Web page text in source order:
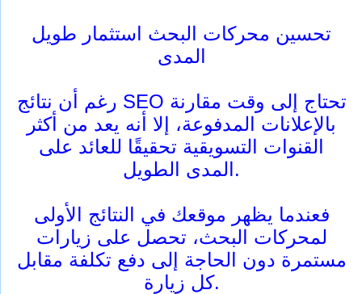
تحسين محركات البحث استثمار طويل
المدى
رغم أن نتائج SEO تحتاج إلى وقت مقارنة
بالإعلانات المدفوعة، إلا أنه يعد من أكثر
القنوات التسويقية تحقيقًا للعائد على
المدى الطويل.
فعندما يظهر موقعك في النتائج الأولى
لمحركات البحث، تحصل على زيارات
مستمرة دون الحاجة إلى دفع تكلفة مقابل
كل زيارة.